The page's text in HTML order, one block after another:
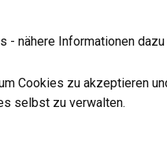
nähere Informationen
Cookies zu akzeptieren
selbst zu verwalten.